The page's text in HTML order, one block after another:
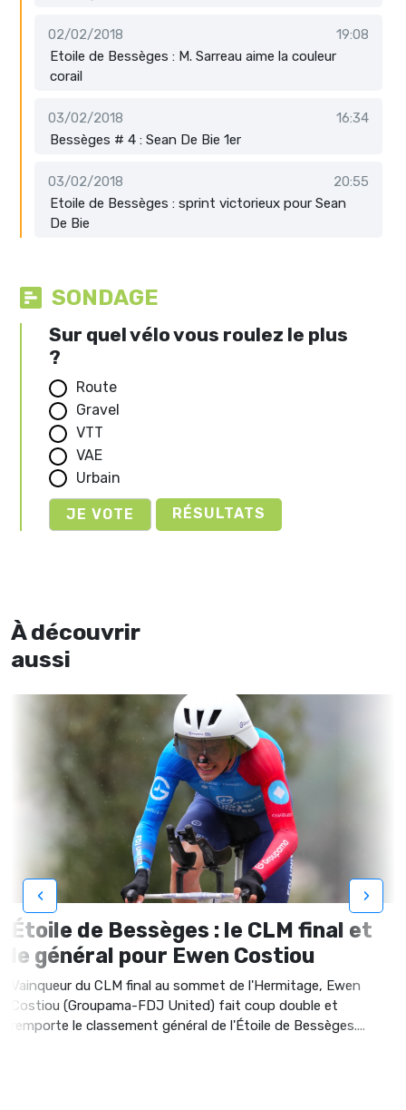
02/02/2018
19:08
Etoile de Bessèges : M. Sarreau aime la couleur
corail
03/02/2018
16:34
Bessèges # 4 : Sean De Bie 1er
03/02/2018
20:55
Etoile de Bessèges : sprint victorieux pour Sean
De Bie
SONDAGE
Sur quel vélo vous roulez le plus
?
Route
Gravel
VTT
VAE
Urbain
RÉSULTATS
À découvrir
aussi
Étoile de Bessèges : le CLM final et
le général pour Ewen Costiou
Vainqueur du CLM final au sommet de l'Hermitage, Ewen
Costiou (Groupama-FDJ United) fait coup double et
remporte le classement général de l'Étoile de Bessèges....
‹ ›